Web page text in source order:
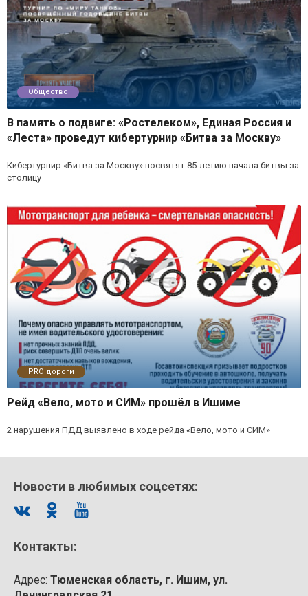
Общество
В память о подвиге: «Ростелеком», Единая Россия и
«Леста» проведут кибертурнир «Битва за Москву»
Кибертурнир «Битва за Москву» посвятят 85‑летию начала битвы за
столицу
PRO дороги
Рейд «Вело, мото и СИМ» прошёл в Ишиме
2 нарушения ПДД выявлено в ходе рейда «Вело, мото и СИМ»
Новости в любимых соцсетях:
Контакты:
Адрес: Тюменская область, г. Ишим, ул.